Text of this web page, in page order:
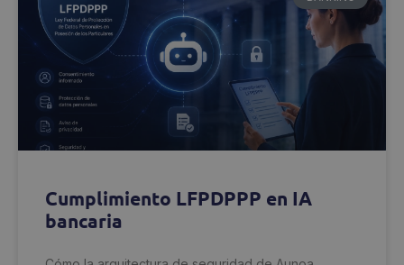
Cumplimiento LFPDPPP en IA
bancaria